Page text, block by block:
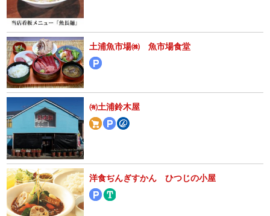
土浦魚市場㈱ 魚市場食堂
㈲土浦鈴木屋
洋食ぢんぎすかん ひつじの小屋